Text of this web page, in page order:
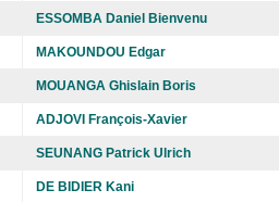
ESSOMBA Daniel Bienvenu
MAKOUNDOU Edgar
MOUANGA Ghislain Boris
ADJOVI François-Xavier
SEUNANG Patrick Ulrich
DE BIDIER Kani